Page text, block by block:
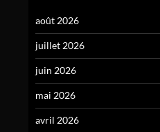
août 2026
juillet 2026
juin 2026
mai 2026
avril 2026